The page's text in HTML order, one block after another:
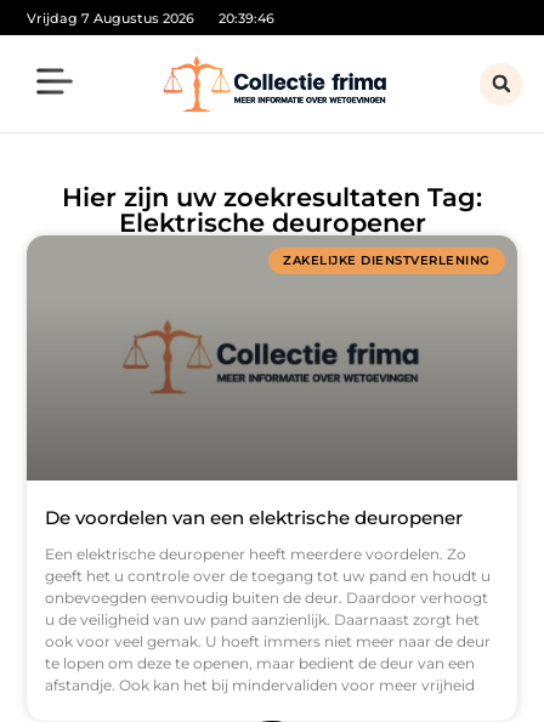
Vrijdag 7 Augustus 2026 20:39:46
Hier zijn uw zoekresultaten Tag:
Elektrische deuropener
ZAKELIJKE DIENSTVERLENING
De voordelen van een elektrische deuropener
Een elektrische deuropener heeft meerdere voordelen. Zo
geeft het u controle over de toegang tot uw pand en houdt u
onbevoegden eenvoudig buiten de deur. Daardoor verhoogt
u de veiligheid van uw pand aanzienlijk. Daarnaast zorgt het
ook voor veel gemak. U hoeft immers niet meer naar de deur
te lopen om deze te openen, maar bedient de deur van een
afstandje. Ook kan het bij mindervaliden voor meer vrijheid